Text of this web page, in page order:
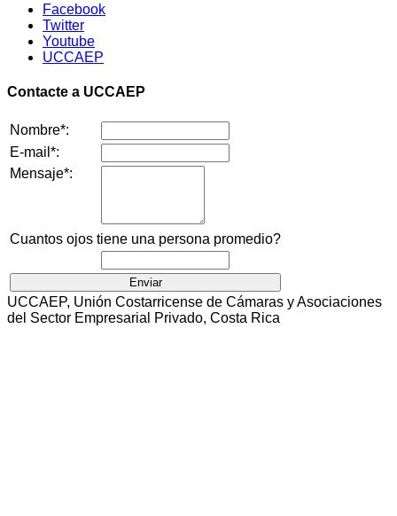
Facebook
Twitter
Youtube
UCCAEP
Contacte a UCCAEP
Nombre*:
E-mail*:
Mensaje*:
Cuantos ojos tiene una persona promedio?
UCCAEP, Unión Costarricense de Cámaras y Asociaciones
del Sector Empresarial Privado, Costa Rica